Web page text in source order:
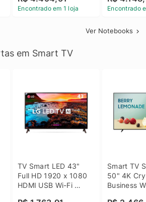
FHD Linux - Preto
Encontrado em 1 loja Encontrado
Ver Notebooks
em Smart TV
TV Smart LED 43"
Full HD 1920 x 1080
HDMI USB Wi-Fi
Smart TV
50" 4K
Business